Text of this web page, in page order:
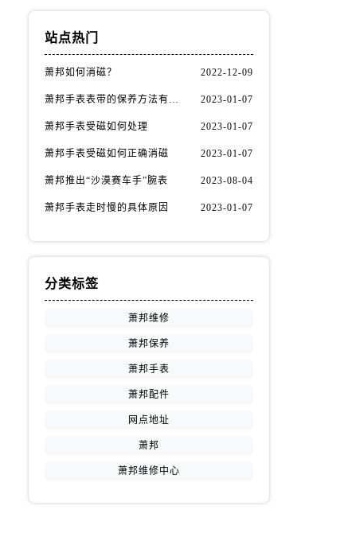
站点热门
萧邦如何消磁？ 2022-12-09
萧邦手表表带的保养方法有哪些？ 2023-01-07
萧邦手表受磁如何处理 2023-01-07
萧邦手表受磁如何正确消磁 2023-01-07
萧邦推出“沙漠赛车手”腕表 2023-08-04
萧邦手表走时慢的具体原因 2023-01-07
分类标签
萧邦维修
萧邦保养
萧邦手表
萧邦配件
网点地址
萧邦
萧邦维修中心